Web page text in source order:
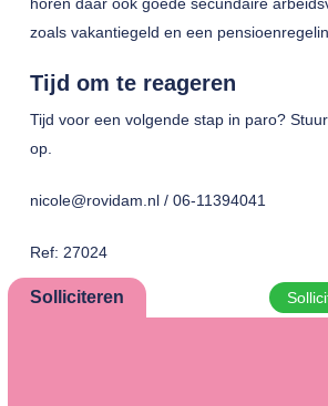
zoals vakantiegeld en een
Tijd om te reageren
Tijd voor een volgende stap in paro?
op.
nicole@rovidam.nl / 06-11394041
Ref: 27024
Solliciteren